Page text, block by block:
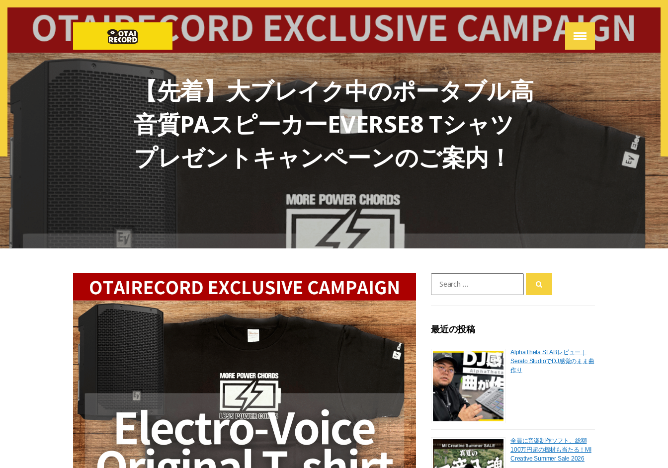
【先着】大ブレイク中のポータブル高
音質PAスピーカーEVERSE8 Tシャツ
プレゼントキャンペーンのご案内！
for:
最近の投稿
AlphaTheta SLABレビュー｜
Serato StudioでDJ感覚のまま曲
作り
全員に音楽制作ソフト、総額
100万円超の機材も当たる！MI
Creative Summer Sale 2026